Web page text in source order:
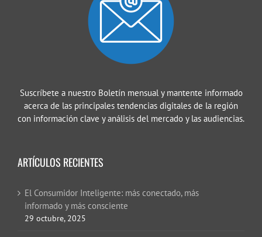
Suscríbete a nuestro Boletín mensual y mantente informado
acerca de las principales tendencias digitales de la región
con información clave y análisis del mercado y las audiencias.
ARTÍCULOS RECIENTES
El Consumidor Inteligente: más conectado, más
informado y más consciente
29 octubre, 2025